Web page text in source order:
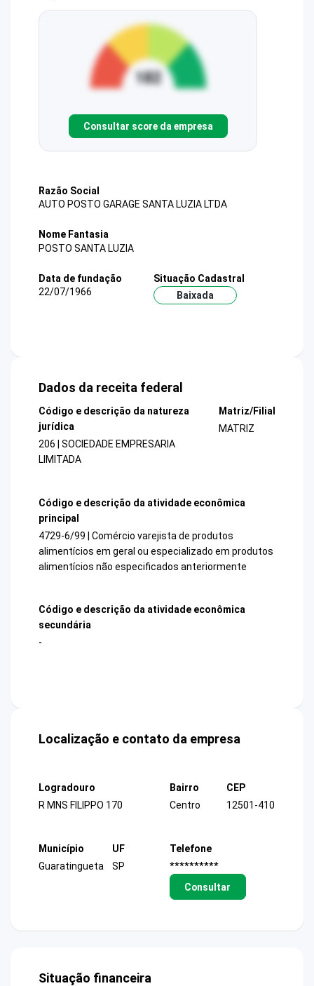
Consultar score da empresa
Razão Social
AUTO POSTO GARAGE SANTA LUZIA LTDA
Nome Fantasia
POSTO SANTA LUZIA
Data de fundação
22/07/1966
Situação Cadastral
Baixada
Dados da receita federal
Código e descrição da natureza
jurídica
206 | SOCIEDADE EMPRESARIA
LIMITADA
Matriz/Filial
MATRIZ
Código e descrição da atividade econômica
principal
4729-6/99 | Comércio varejista de produtos
alimentícios em geral ou especializado em produtos
alimentícios não especificados anteriormente
Código e descrição da atividade econômica
secundária
-
Localização e contato da empresa
Logradouro
R MNS FILIPPO 170
Bairro
Centro
CEP
12501-410
Município
Guaratingueta
UF
SP
Telefone
**********
Consultar
Situação financeira